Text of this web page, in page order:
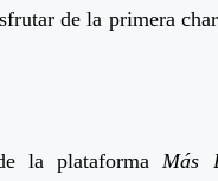
de la primera
la plataformaMás